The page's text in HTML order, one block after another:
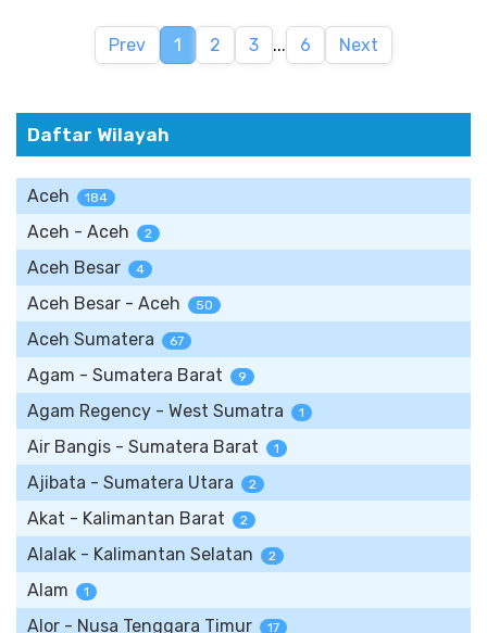
Prev 1 2 3 ... 6 Next
Daftar Wilayah
Aceh 184
Aceh - Aceh 2
Aceh Besar 4
Aceh Besar - Aceh 50
Aceh Sumatera 67
Agam - Sumatera Barat 9
Agam Regency - West Sumatra 1
Air Bangis - Sumatera Barat 1
Ajibata - Sumatera Utara 2
Akat - Kalimantan Barat 2
Alalak - Kalimantan Selatan 2
Alam 1
Alor - Nusa Tenggara Timur 17